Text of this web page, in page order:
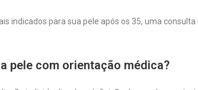
indicados para sua pele após os 35, uma
pele com orientação médica?